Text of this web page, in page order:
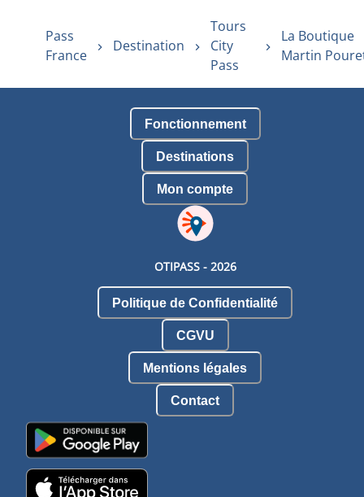
Pass
France
Destination
Tours
City
Pass
La Boutique
Martin
Fonctionnement
Destinations
Mon compte
OTIPASS - 2026
Politique de Confidentialité
CGVU
Mentions légales
Contact